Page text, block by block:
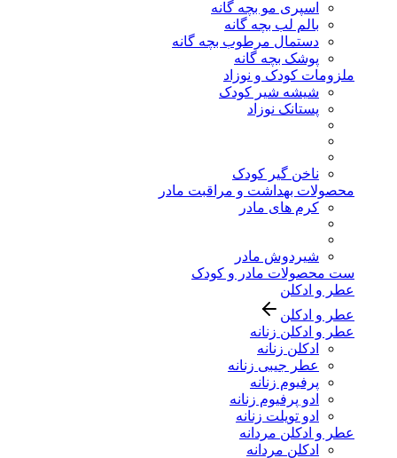
اسپری مو بچه گانه
بالم لب بچه گانه
دستمال مرطوب بچه گانه
پوشک بچه گانه
ملزومات کودک و نوزاد
شیشه شیر کودک
پستانک نوزاد
ناخن گیر کودک
محصولات بهداشت و مراقبت مادر
کرم های مادر
شیردوش مادر
ست محصولات مادر و کودک
عطر و ادکلن
عطر و ادکلن
عطر و ادکلن زنانه
ادکلن زنانه
عطر جیبی زنانه
پرفیوم زنانه
ادو پرفیوم زنانه
ادو تویلت زنانه
عطر و ادکلن مردانه
ادکلن مردانه